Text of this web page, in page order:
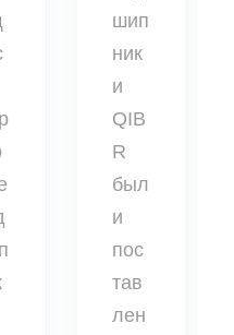
шип
ник
и
QIB
R
был
и
пос
тав
лен